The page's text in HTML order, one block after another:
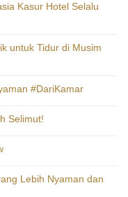
Kasur Hotel Selalu
untuk Tidur di Musim
#DariKamar
Selimut!
Lebih Nyaman dan